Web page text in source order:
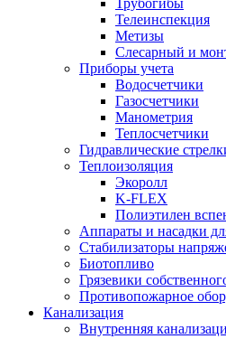
Трубогибы
Телеинспекция
Метизы
Слесарный и
Приборы учета
Водосчетчики
Газосчетчики
Манометрия
Теплосчетчики
Гидравлические
Теплоизоляция
Экоролл
K-FLEX
Полиэтилен
Аппараты и насадки
Стабилизаторы
Биотопливо
Грязевики
Противопожарное
Канализация
Внутренняя